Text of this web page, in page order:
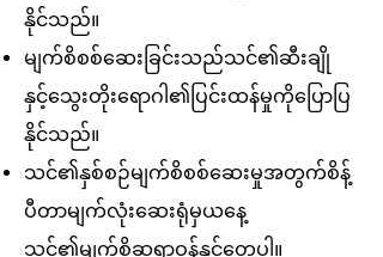
နိုင်သည်။
မျက်စိစစ်ဆေးခြင်းသည်သင်၏ဆီးချို
နှင့်သွေးတိုးရောဂါ၏ပြင်းထန်မှုကိုပြောပြ
နိုင်သည်။
သင်၏နှစ်စဉ်မျက်စိစစ်ဆေးမှုအတွက်စိန့်
ပီတာမျက်လုံးဆေးရုံမှယနေ့
သင်၏မျက်စိဆရာဝန်နှင့်တွေ့ပါ။